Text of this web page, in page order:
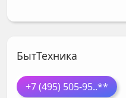
БытТехника
+7 (495) 505-95..**